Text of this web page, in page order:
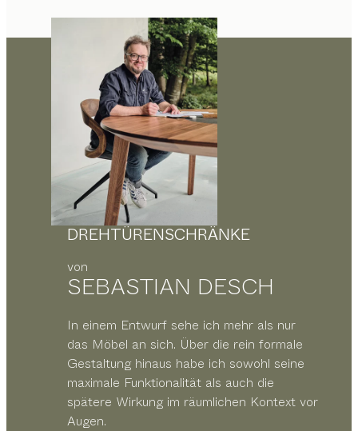
DREHTÜRENSCHRÄNKE
von
SEBASTIAN DESCH
In einem Entwurf sehe ich mehr als nur
das Möbel an sich. Über die rein formale
Gestaltung hinaus habe ich sowohl seine
maximale Funktionalität als auch die
spätere Wirkung im räumlichen Kontext vor
Augen.